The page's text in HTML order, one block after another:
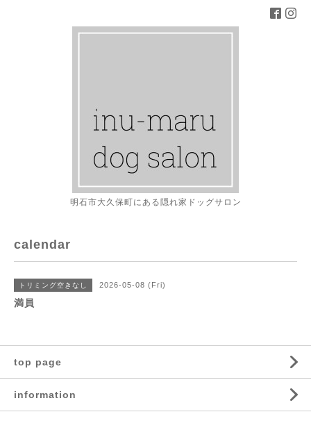
明石市大久保町にある隠れ家ドッグサロン
calendar
トリミング空きなし 2026-05-08 (Fri)
満員
top page
information